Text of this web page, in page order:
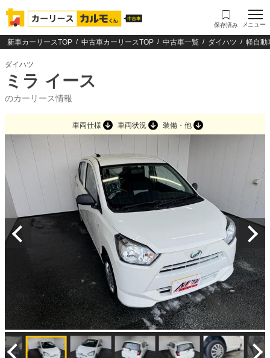
保存済み メニュー
新車カーリースTOP 中古車カーリースTOP 中古車一覧 ダイハツ 軽自動
ダイハツ
ミラ イース
のカーリース情報
車両仕様 車両状況 装備・他